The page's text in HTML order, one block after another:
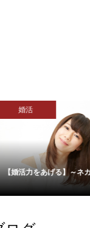
げる】～ネガティブ...